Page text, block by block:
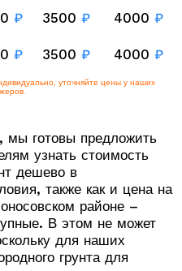
₽ 3500 ₽ 4000 ₽
₽ 3500 ₽ 4000 ₽
уточняйте цены у наших
мы готовы предложить
узнать стоимость
дешево в
также как и цена на
районе –
В этом не может
для наших
грунта для